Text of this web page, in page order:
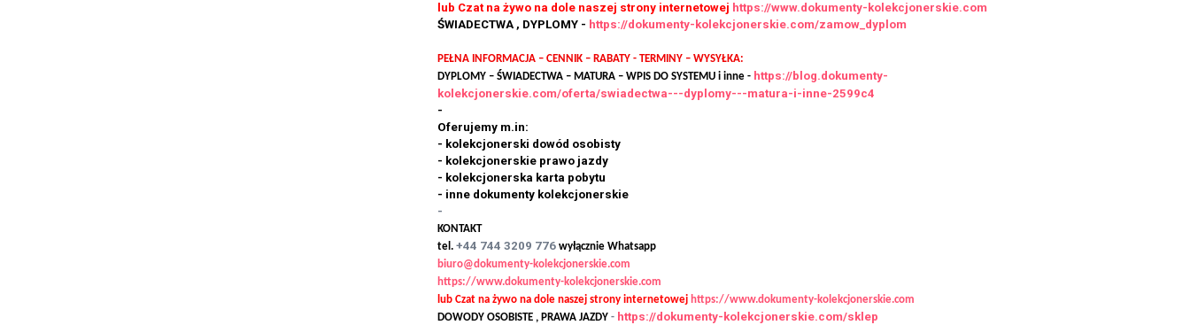
lub Czat na żywo na dole naszej strony internetowej https://www.dokumenty-kolekcjonerskie.com
ŚWIADECTWA , DYPLOMY - https://dokumenty-kolekcjonerskie.com/zamow_dyplom
PEŁNA INFORMACJA – CENNIK – RABATY - TERMINY – WYSYŁKA:
DYPLOMY – ŚWIADECTWA – MATURA – WPIS DO SYSTEMU i inne - https://blog.dokumenty-
kolekcjonerskie.com/oferta/swiadectwa---dyplomy---matura-i-inne-2599c4
-
Oferujemy m.in:
- kolekcjonerski dowód osobisty
- kolekcjonerskie prawo jazdy
- kolekcjonerska karta pobytu
- inne dokumenty kolekcjonerskie
-
KONTAKT
tel. +44 744 3209 776 wyłącznie Whatsapp
biuro@dokumenty-kolekcjonerskie.com
https://www.dokumenty-kolekcjonerskie.com
lub Czat na żywo na dole naszej strony internetowej https://www.dokumenty-kolekcjonerskie.com
DOWODY OSOBISTE , PRAWA JAZDY - https://dokumenty-kolekcjonerskie.com/sklep